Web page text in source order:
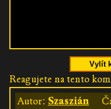
Vylít
Reagujete na tento
Autor: Szaszián